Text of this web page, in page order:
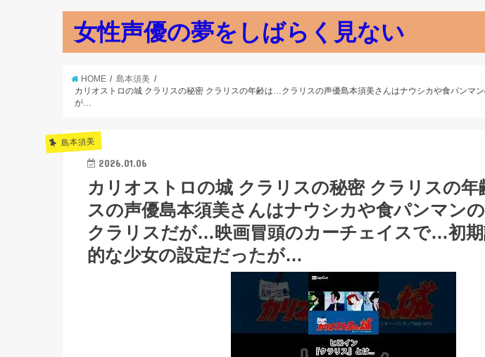
女性声優の夢をしばらく見ない
HOME
島本須美
カリオストロの城 クラリスの秘密 クラリスの年齢は…クラリスの声優島本須美さんはナウシカや食パン
が…
島本須美
2026.01.06
カリオストロの城 クラリスの秘密 クラリスの
スの声優島本須美さんはナウシカや食パンマン
クラリスだが…映画冒頭のカーチェイスで…初
的な少女の設定だったが…